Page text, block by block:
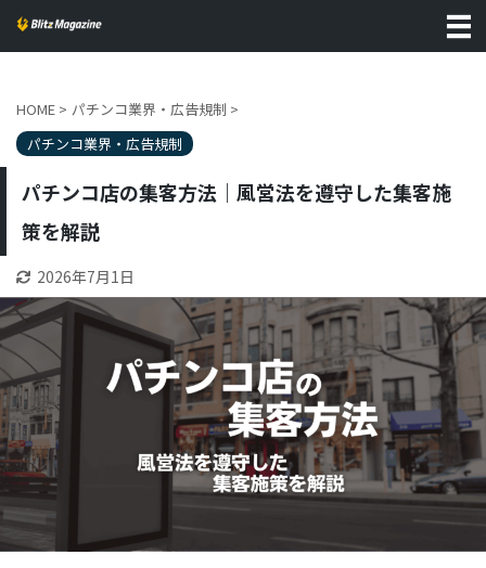
HOME > パチンコ業界・広告規制 >
パチンコ業界・広告規制
パチンコ店の集客方法｜風営法を遵守した集客施
策を解説
2026年7月1日